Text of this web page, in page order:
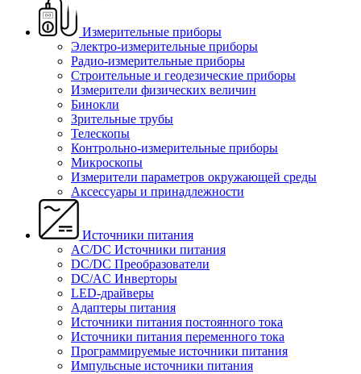
Измерительные приборы
Электро-измерительные приборы
Радио-измерительные приборы
Строительные и геодезические приборы
Измерители физических величин
Бинокли
Зрительные трубы
Телескопы
Контрольно-измерительные приборы
Микроскопы
Измерители параметров окружающей среды
Аксессуары и принадлежности
Источники питания
AC/DC Источники питания
DC/DC Преобразователи
DC/AC Инверторы
LED-драйверы
Адаптеры питания
Источники питания постоянного тока
Источники питания переменного тока
Программируемые источники питания
Импульсные источники питания